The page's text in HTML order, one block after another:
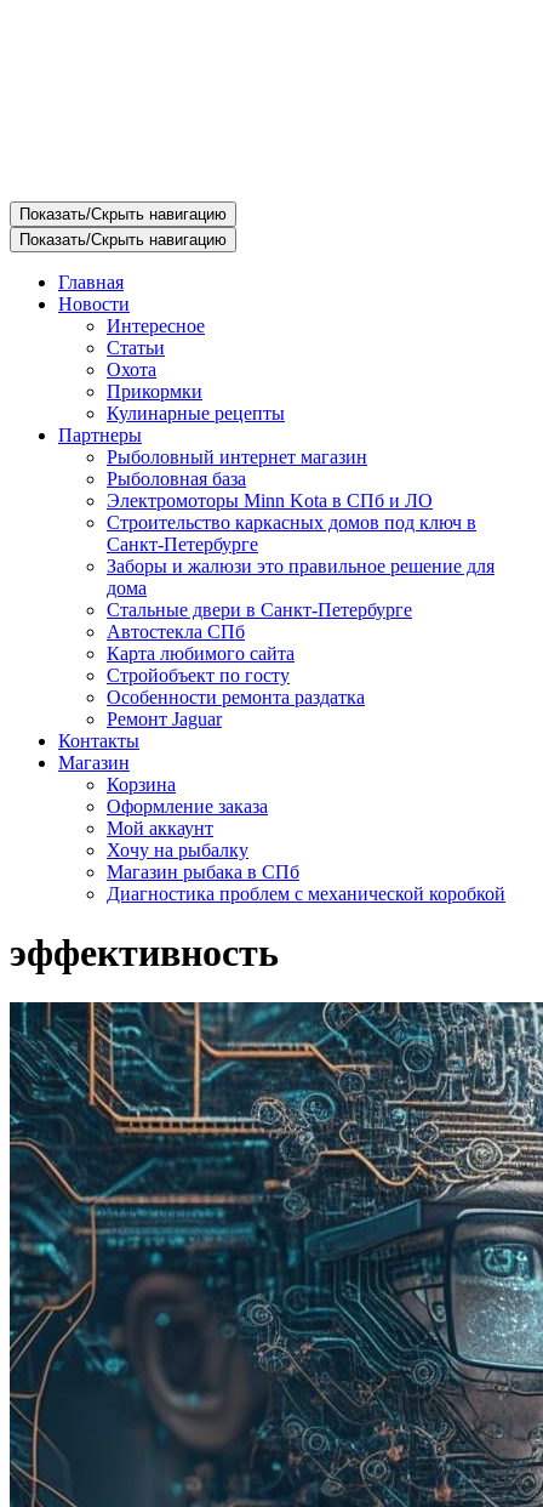
Показать/Скрыть навигацию
Показать/Скрыть навигацию
Главная
Новости
Интересное
Статьи
Охота
Прикормки
Кулинарные рецепты
Партнеры
Рыболовный интернет магазин
Рыболовная база
Электромоторы Minn Kota в СПб и ЛО
Строительство каркасных домов под ключ в
Санкт-Петербурге
Заборы и жалюзи это правильное решение для
дома
Стальные двери в Санкт-Петербурге
Автостекла СПб
Карта любимого сайта
Стройобъект по госту
Особенности ремонта раздатка
Ремонт Jaguar
Контакты
Магазин
Корзина
Оформление заказа
Мой аккаунт
Хочу на рыбалку
Магазин рыбака в СПб
Диагностика проблем с механической коробкой
эффективность